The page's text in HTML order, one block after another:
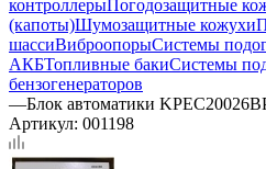
контроллерыПогодозащитные
(капоты)Шумозащитные кожухи
шассиВиброопорыСистемы
АКБТопливные бакиСистемы
бензогенераторов
—Блок автоматики
Артикул: 001198